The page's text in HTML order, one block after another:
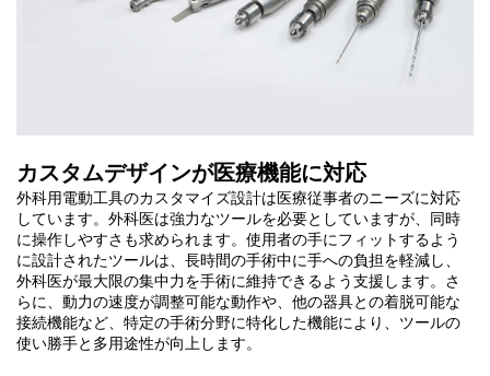
カスタムデザインが医療機能に対応
外科用電動工具のカスタマイズ設計は医療従事者のニーズに対応
しています。外科医は強力なツールを必要としていますが、同時
に操作しやすさも求められます。使用者の手にフィットするよう
に設計されたツールは、長時間の手術中に手への負担を軽減し、
外科医が最大限の集中力を手術に維持できるよう支援します。さ
らに、動力の速度が調整可能な動作や、他の器具との着脱可能な
接続機能など、特定の手術分野に特化した機能により、ツールの
使い勝手と多用途性が向上します。